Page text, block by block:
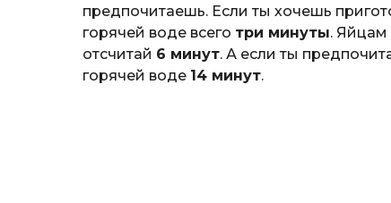
предпочитаешь. Если ты хочешь
горячей воде всего три минуты.
отсчитай 6 минут. А если ты
горячей воде 14 минут.